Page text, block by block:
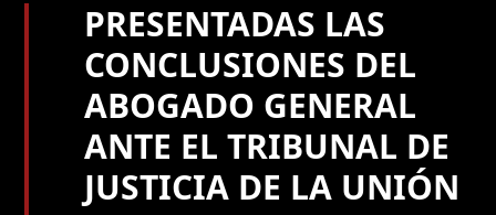
PRESENTADAS LAS
CONCLUSIONES DEL
ABOGADO GENERAL
ANTE EL TRIBUNAL DE
JUSTICIA DE LA UNIÓN